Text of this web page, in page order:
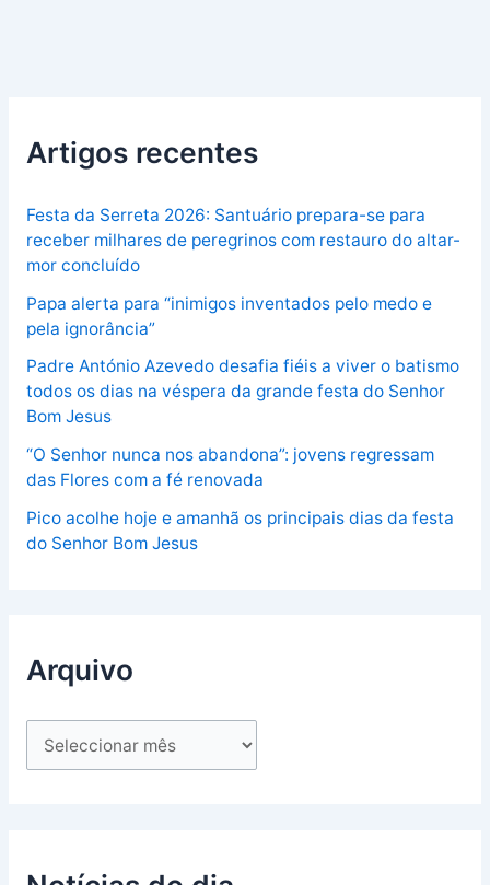
Artigos recentes
Festa da Serreta 2026: Santuário prepara-se para
receber milhares de peregrinos com restauro do altar-
mor concluído
Papa alerta para “inimigos inventados pelo medo e
pela ignorância”
Padre António Azevedo desafia fiéis a viver o batismo
todos os dias na véspera da grande festa do Senhor
Bom Jesus
“O Senhor nunca nos abandona”: jovens regressam
das Flores com a fé renovada
Pico acolhe hoje e amanhã os principais dias da festa
do Senhor Bom Jesus
Arquivo